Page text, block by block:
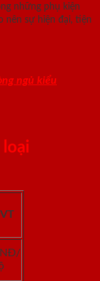
những phụ kiện
nên sự hiện đại, tiện
ngủ kiểu
loại